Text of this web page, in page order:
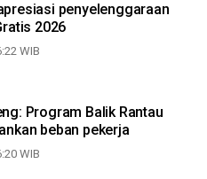
penyelenggaraan
2026
WIB
Program Balik Rantau
beban pekerja
WIB